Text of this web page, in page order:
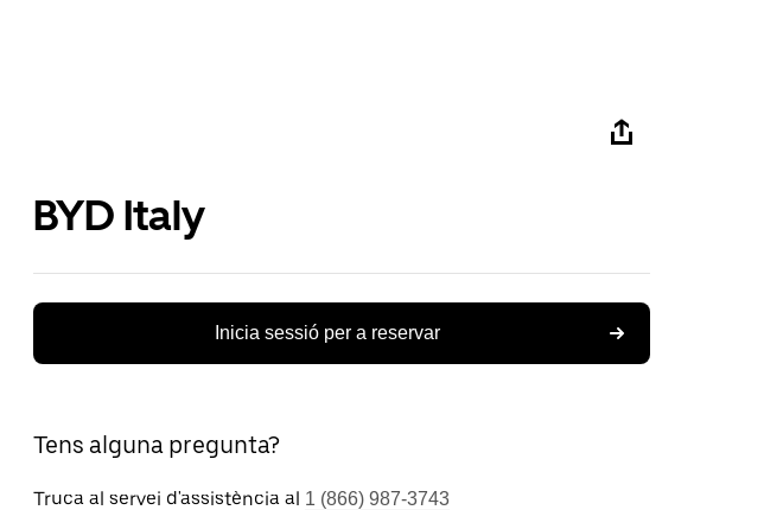
BYD Italy
Inicia sessió per a reservar
Tens alguna pregunta?
Truca al servei d'assistència al 1 (866) 987-3743